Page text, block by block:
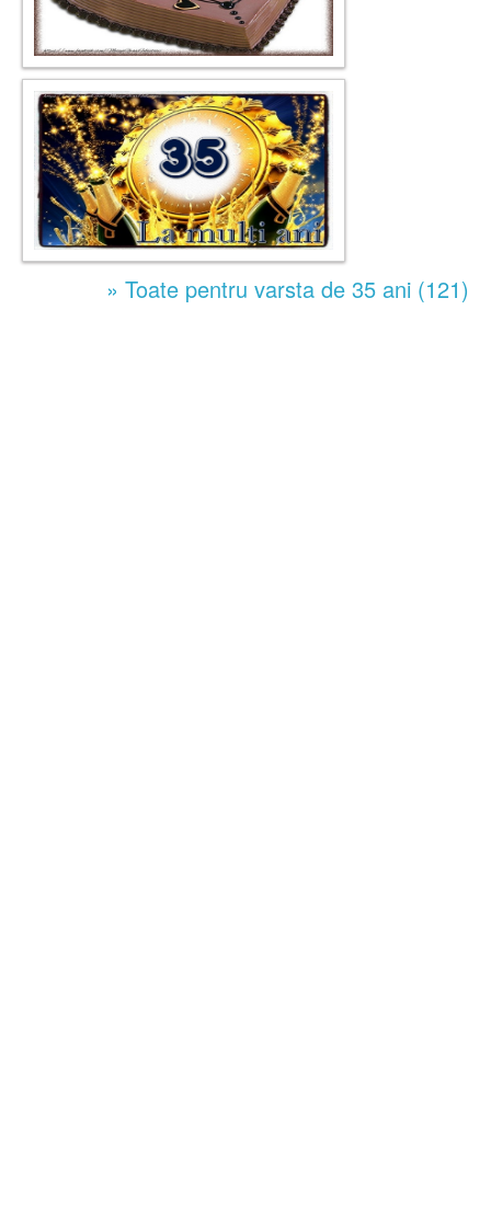
» Toate pentru varsta de 35 ani (121)